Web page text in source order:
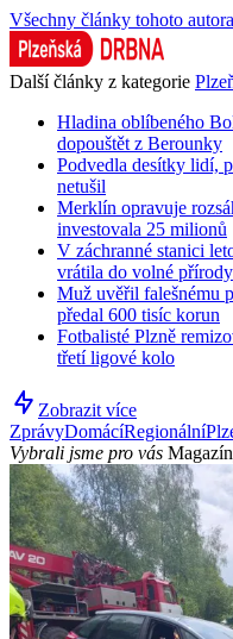
Všechny články tohoto
Další články z kategorie
Hladina oblíbeného
dopouštět z Berounky
Podvedla desítky lidí,
netušil
Merklín opravuje
investovala 25 milionů
V záchranné stanici
vrátila do volné přírody
Muž uvěřil falešnému
předal 600 tisíc korun
Fotbalisté Plzně
třetí ligové kolo
Zobrazit více
ZprávyDomácíRegionální
Vybrali jsme pro vás